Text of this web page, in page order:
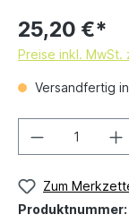
25,20 €*
Preise inkl. MwSt.
Versandfertig
Zum
Produktnummer: